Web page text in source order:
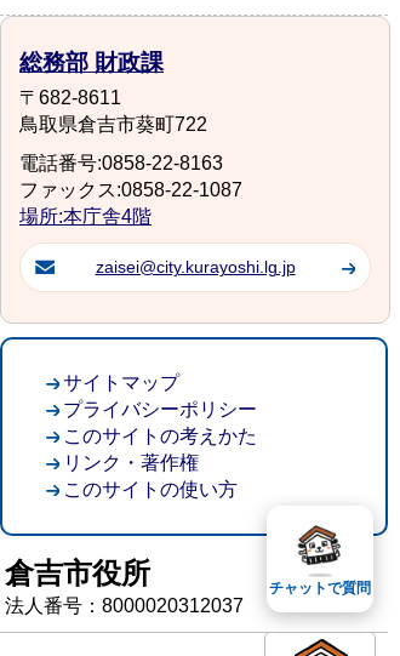
総務部 財政課
〒682-8611
鳥取県倉吉市葵町722
電話番号:0858-22-8163
ファックス:0858-22-1087
場所:本庁舎4階
zaisei@city.kurayoshi.lg.jp
サイトマップ
プライバシーポリシー
このサイトの考えかた
リンク・著作権
このサイトの使い方
倉吉市役所
法人番号：8000020312037
チャットで質問